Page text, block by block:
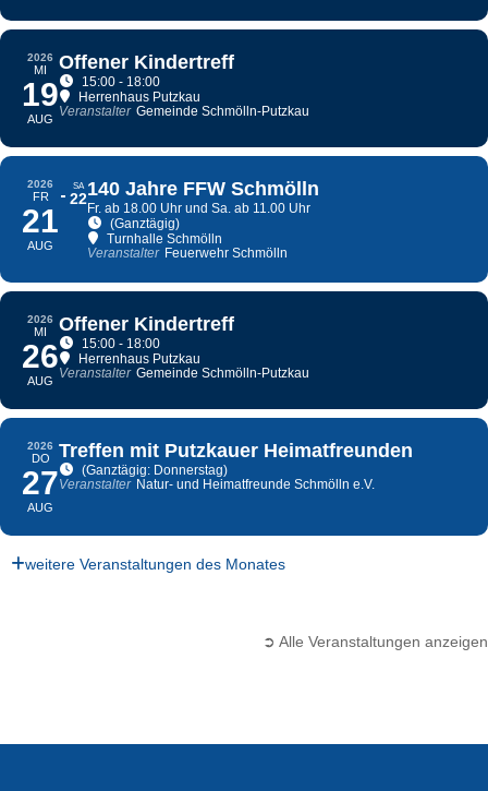
2026
MI
19
AUG
Offener Kindertreff
15:00 - 18:00
Herrenhaus Putzkau
Veranstalter Gemeinde Schmölln-Putzkau
2026
FR
21
AUG
SA
22140 Jahre FFW Schmölln
Fr. ab 18.00 Uhr und Sa. ab 11.00 Uhr
(Ganztägig)
Turnhalle Schmölln
Veranstalter Feuerwehr Schmölln
2026
MI
26
AUG
Offener Kindertreff
15:00 - 18:00
Herrenhaus Putzkau
Veranstalter Gemeinde Schmölln-Putzkau
2026
DO
27
AUG
Treffen mit Putzkauer Heimatfreunden
(Ganztägig: Donnerstag)
Veranstalter Natur- und Heimatfreunde Schmölln e.V.
weitere Veranstaltungen des Monates
➲ Alle Veranstaltungen anzeigen